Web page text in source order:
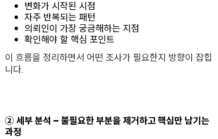
변화가 시작된 시점
자주 반복되는 패턴
의뢰인이 가장 궁금해하는 지점
확인해야 할 핵심 포인트
이 흐름을 정리하면서 어떤 조사가 필요한지 방향이 잡힙
니다.
② 세부 분석 – 불필요한 부분을 제거하고 핵심만 남기는
과정